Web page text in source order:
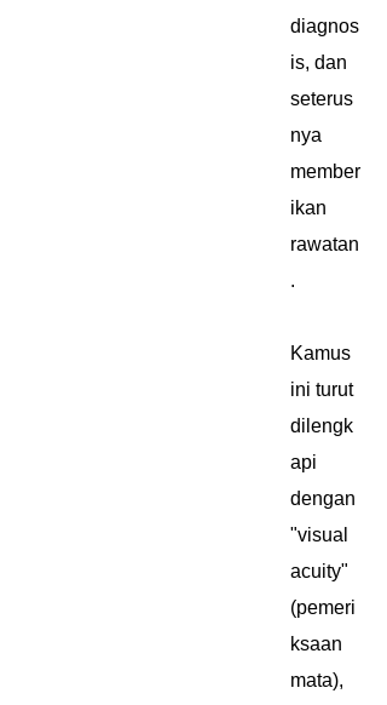
diagnos
is, dan
seterus
nya
member
ikan
rawatan
.
Kamus
ini turut
dilengk
api
dengan
"visual
acuity"
(pemeri
ksaan
mata),